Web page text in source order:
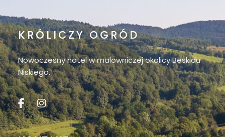
KRÓLICZY OGRÓD
Nowoczesny hotel w malowniczej okolicy Beskidu
Niskiego.